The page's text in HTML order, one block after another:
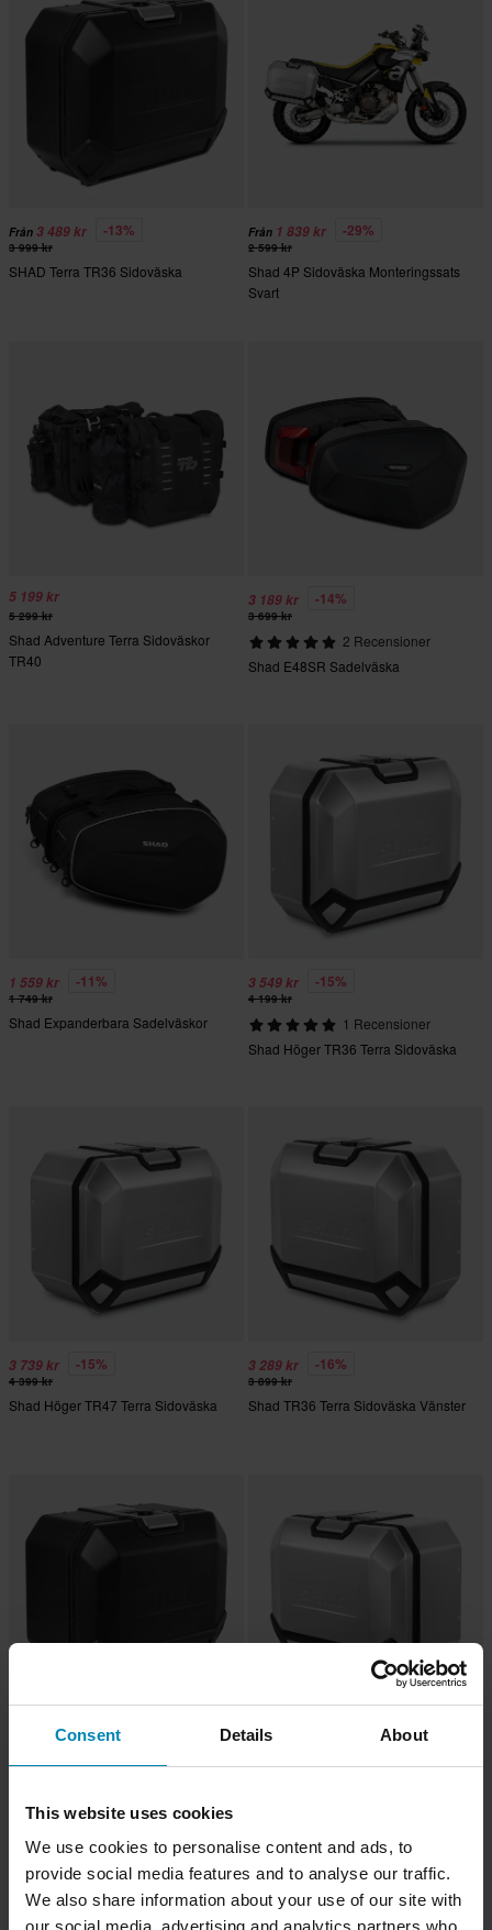
Consent Details About
This website uses cookies
We use cookies to personalise content and ads, to
provide social media features and to analyse our traffic.
We also share information about your use of our site with
our social media, advertising and analytics partners who
Från 3 489 kr -13%
3 999 kr
SHAD Terra TR36 Sidoväska
Från 1 839 kr -29%
2 599 kr
Shad 4P Sidoväska Monteringssats
Svart
5 199 kr
5 299 kr
Shad Adventure Terra Sidoväskor
TR40
3 189 kr -14%
3 699 kr
2 Recensioner
Shad E48SR Sadelväska
1 559 kr -11%
1 749 kr
Shad Expanderbara Sadelväskor
3 549 kr -15%
4 199 kr
1 Recensioner
Shad Höger TR36 Terra Sidoväska
3 739 kr -15%
4 399 kr
Shad Höger TR47 Terra Sidoväska
3 289 kr -16%
3 899 kr
Shad TR36 Terra Sidoväska Vänster
3 919 kr -13%
Shad Terra TR47 Sidoväska
3 599 kr
Shad Vänster TR47 Terra Sidoväska